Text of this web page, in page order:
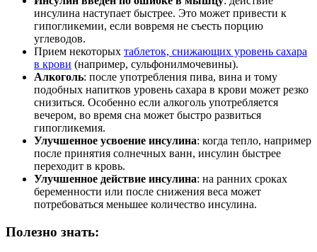
инсулина наступает быстрее. Это может привести к
гипогликемии, если вовремя не съесть порцию
углеводов.
Прием некоторых таблеток, снижающих уровень сахара
в крови (например, сульфонилмочевины).
Алкоголь: после употребления пива, вина и тому
подобных напитков уровень сахара в крови может резко
снизиться. Особенно если алкоголь употребляется
вечером, во время сна может быстро развиться
гипогликемия.
Улучшенное усвоение инсулина: когда тепло, например
после принятия солнечных ванн, инсулин быстрее
переходит в кровь.
Улучшенное действие инсулина: на ранних сроках
беременности или после снижения веса может
потребоваться меньшее количество инсулина.
Полезно знать: